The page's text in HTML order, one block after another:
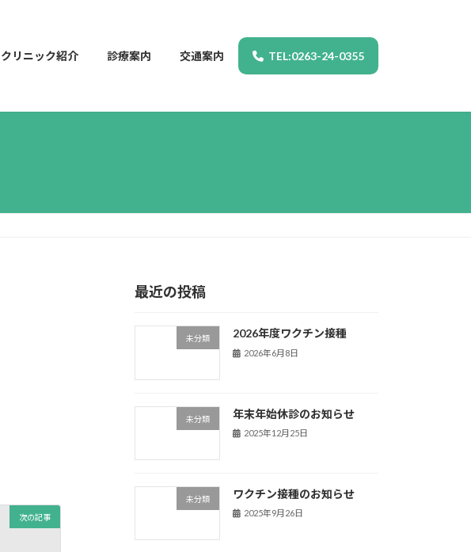
クリニック紹介 診療案内 交通案内 TEL:0263-24-0355
次の記事
最近の投稿
未分類 2026年度ワクチン接種
2026年6月8日
未分類 年末年始休診のお知らせ
2025年12月25日
未分類 ワクチン接種のお知らせ
2025年9月26日